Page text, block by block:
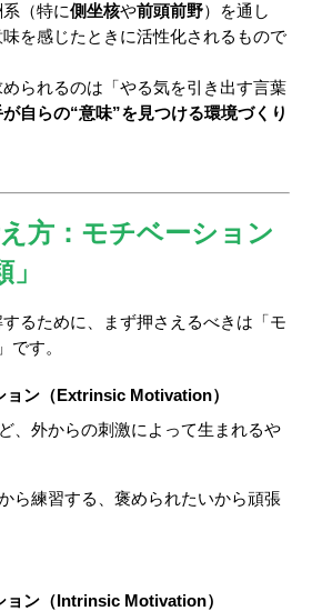
（特に側坐核や前頭前野）を通し
を感じたときに活性化されるもので
られるのは「やる気を引き出す言葉
自らの“意味”を見つける環境づくり
方：モチベーション
るために、まず押さえるべきは「モ
です。
ョン（Extrinsic Motivation）
、外からの刺激によって生まれるや
ら練習する、褒められたいから頑張
ョン（Intrinsic Motivation）